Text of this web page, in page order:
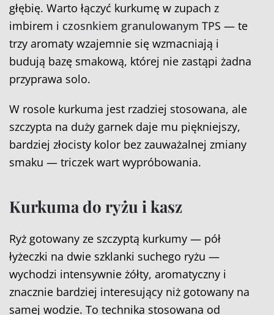
głębię. Warto łączyć kurkumę w zupach z
imbirem i czosnkiem granulowanym TPS — te
trzy aromaty wzajemnie się wzmacniają i
budują bazę smakową, której nie zastąpi żadna
przyprawa solo.
W rosole kurkuma jest rzadziej stosowana, ale
szczypta na duży garnek daje mu piękniejszy,
bardziej złocisty kolor bez zauważalnej zmiany
smaku — triczek wart wypróbowania.
Kurkuma do ryżu i kasz
Ryż gotowany ze szczyptą kurkumy — pół
łyżeczki na dwie szklanki suchego ryżu —
wychodzi intensywnie żółty, aromatyczny i
znacznie bardziej interesujący niż gotowany na
samej wodzie. To technika stosowana od